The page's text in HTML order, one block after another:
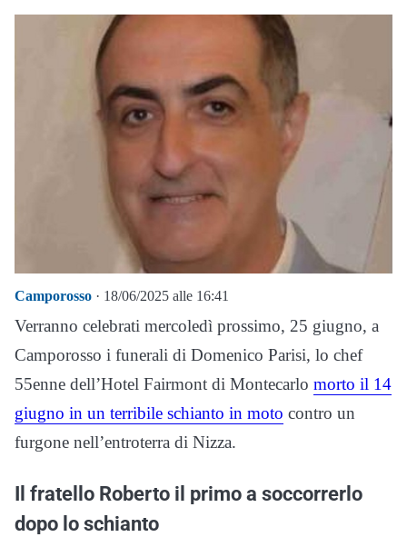
Camporosso · 18/06/2025 alle 16:41
Verranno celebrati mercoledì prossimo, 25 giugno, a
Camporosso i funerali di Domenico Parisi, lo chef
55enne dell’Hotel Fairmont di Montecarlo morto il 14
giugno in un terribile schianto in moto contro un
furgone nell’entroterra di Nizza.
Il fratello Roberto il primo a soccorrerlo
dopo lo schianto